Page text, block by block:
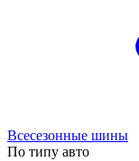
Всесезонные шины
По типу авто